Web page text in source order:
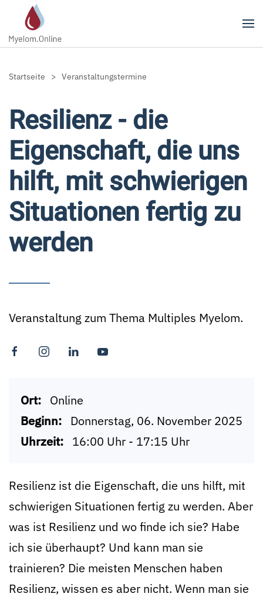
Zum Hauptinhalt springen
Startseite Veranstaltungstermine
Resilienz - die
Eigenschaft, die uns
hilft, mit schwierigen
Situationen fertig zu
werden
Veranstaltung zum Thema Multiples Myelom.
Ort: Online
Beginn: Donnerstag, 06. November 2025
Uhrzeit: 16:00 Uhr - 17:15 Uhr
Resilienz ist die Eigenschaft, die uns hilft, mit
schwierigen Situationen fertig zu werden. Aber
was ist Resilienz und wo finde ich sie? Habe
ich sie überhaupt? Und kann man sie
trainieren? Die meisten Menschen haben
Resilienz, wissen es aber nicht. Wenn man sie